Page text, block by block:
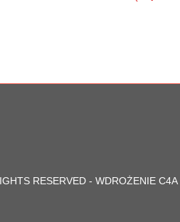
RESERVED -WDROŻENIE C4A